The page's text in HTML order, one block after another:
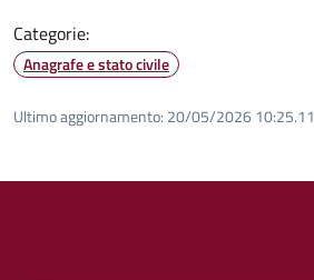
Categorie:
Anagrafe e stato civile
Ultimo aggiornamento: 20/05/2026 10:25.11